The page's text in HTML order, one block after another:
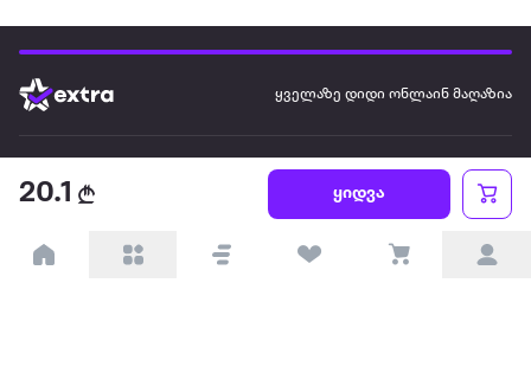
20.1 ყიდვა
ყველაზე დიდი ონლაინ მაღაზია